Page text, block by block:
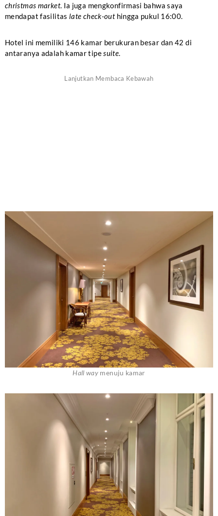
christmas market. Ia juga mengkonfirmasi bahwa saya
mendapat fasilitas late check-outhingga pukul 16:00.
Hotel ini memiliki 146 kamar berukuran besar dan 42 di
antaranya adalah kamar tipesuite.
Hall way menuju kamar